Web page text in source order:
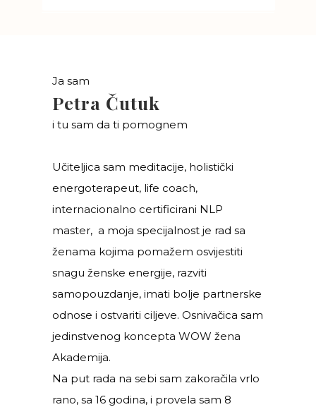
Ja sam
Petra Čutuk
i tu sam da ti pomognem
Učiteljica sam meditacije, holistički
energoterapeut, life coach,
internacionalno certificirani NLP
master, a moja specijalnost je rad sa
ženama kojima pomažem osvijestiti
snagu ženske energije, razviti
samopouzdanje, imati bolje partnerske
odnose i ostvariti ciljeve. Osnivačica sam
jedinstvenog koncepta WOW žena
Akademija.
Na put rada na sebi sam zakoračila vrlo
rano, sa 16 godina, i provela sam 8